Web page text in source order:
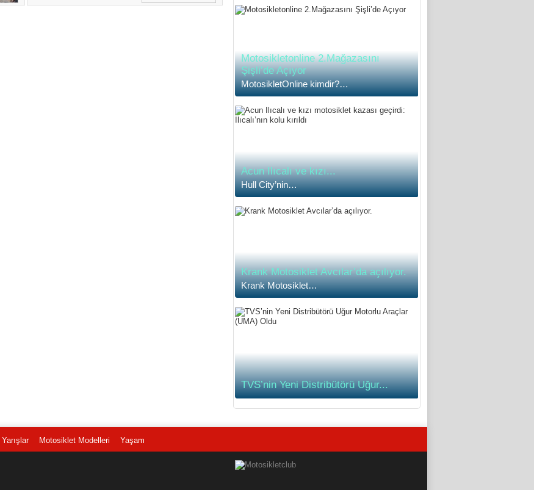
Motosikletonline 2.Mağazasını
Şişli’de Açıyor
MotosikletOnline kimdir?…
Acun Ilıcalı ve kızı...
Hull City’nin…
Krank Motosiklet Avcılar’da açılıyor.
Krank Motosiklet…
TVS’nin Yeni Distribütörü Uğur...
Yarışlar Motosiklet Modelleri Yaşam